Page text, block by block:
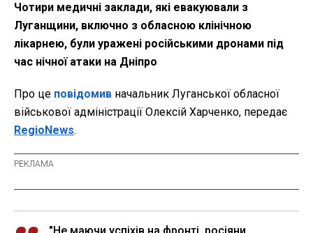
Чотири медичні заклади, які евакуювали з
Луганщини, включно з обласною клінічною
лікарнею, були уражені російськими дронами під
час нічної атаки на Дніпро
Про це повідомив начальник Луганської обласної
військової адміністрації Олексій Харченко, передає
RegioNews.